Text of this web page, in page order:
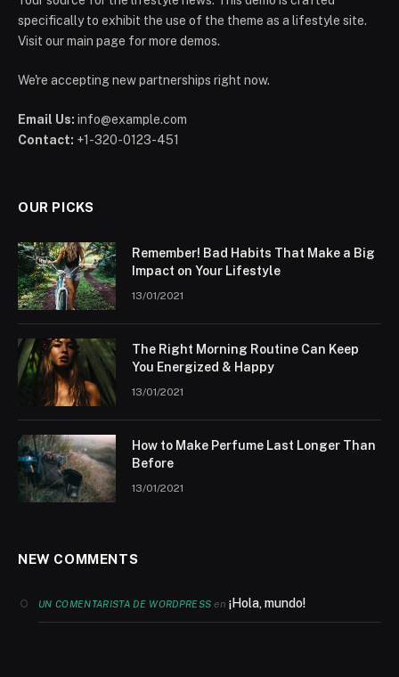
specifically to exhibit the use of the theme as a lifestyle site.
Visit our main page for more demos.
We're accepting new partnerships right now.
Email Us: info@example.com
Contact: +1-320-0123-451
OUR PICKS
Remember! Bad Habits That Make a Big
Impact on Your Lifestyle
13/01/2021
The Right Morning Routine Can Keep
You Energized & Happy
13/01/2021
How to Make Perfume Last Longer Than
Before
13/01/2021
NEW COMMENTS
UN COMENTARISTA DE WORDPRESS en¡Hola, mundo!